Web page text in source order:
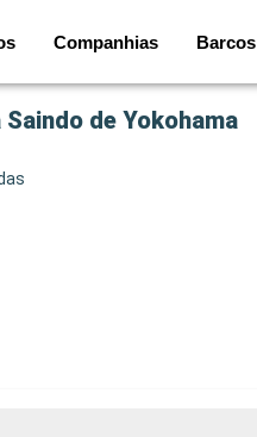
Companhias Barcos
de Yokohama